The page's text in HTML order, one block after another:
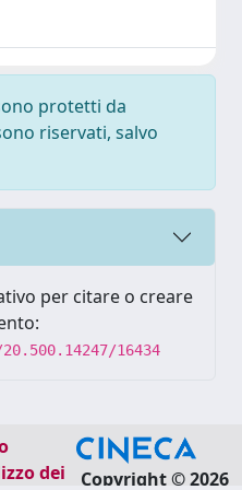
protetti da
riservati, salvo
per citare o creare
16434
dei
Copyright © 2026